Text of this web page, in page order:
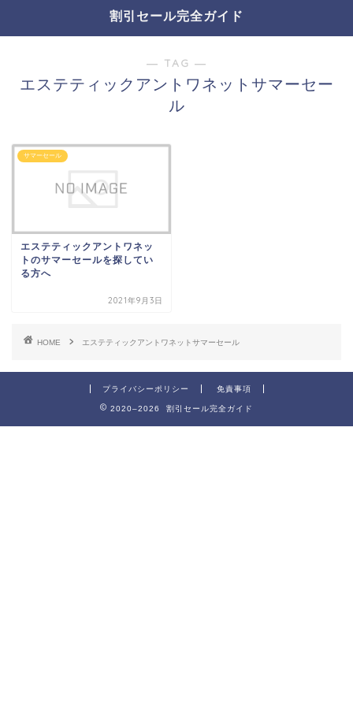
割引セール完全ガイド
― TAG ―
エステティックアントワネットサマーセー
ル
サマーセール
エステティックアントワネッ
トのサマーセールを探してい
る方へ
2021年9月3日
HOME エステティックアントワネットサマーセール
プライバシーポリシー 免責事項
2020–2026 割引セール完全ガイド